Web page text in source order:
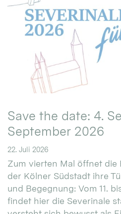
Save the date: 4.
September 2026
22. Juli 2026
Zum vierten Mal öffnet die
der Kölner Südstadt ihre
und Begegnung: Vom 11.
findet hier die Severinale